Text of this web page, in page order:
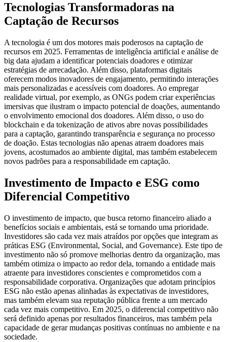
Tecnologias Transformadoras na
Captação de Recursos
A tecnologia é um dos motores mais poderosos na captação de
recursos em 2025. Ferramentas de inteligência artificial e análise de
big data ajudam a identificar potenciais doadores e otimizar
estratégias de arrecadação. Além disso, plataformas digitais
oferecem modos inovadores de engajamento, permitindo interações
mais personalizadas e acessíveis com doadores. Ao empregar
realidade virtual, por exemplo, as ONGs podem criar experiências
imersivas que ilustram o impacto potencial de doações, aumentando
o envolvimento emocional dos doadores. Além disso, o uso do
blockchain e da tokenização de ativos abre novas possibilidades
para a captação, garantindo transparência e segurança no processo
de doação. Estas tecnologias não apenas atraem doadores mais
jovens, acostumados ao ambiente digital, mas também estabelecem
novos padrões para a responsabilidade em captação.
Investimento de Impacto e ESG como
Diferencial Competitivo
O investimento de impacto, que busca retorno financeiro aliado a
benefícios sociais e ambientais, está se tornando uma prioridade.
Investidores são cada vez mais atraídos por opções que integram as
práticas ESG (Environmental, Social, and Governance). Este tipo de
investimento não só promove melhorias dentro da organização, mas
também otimiza o impacto ao redor dela, tornando a entidade mais
atraente para investidores conscientes e comprometidos com a
responsabilidade corporativa. Organizações que adotam princípios
ESG não estão apenas alinhadas às expectativas de investidores,
mas também elevam sua reputação pública frente a um mercado
cada vez mais competitivo. Em 2025, o diferencial competitivo não
será definido apenas por resultados financeiros, mas também pela
capacidade de gerar mudanças positivas contínuas no ambiente e na
sociedade.